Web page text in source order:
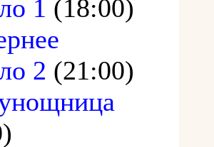
1 (18:00)
2 (21:00)